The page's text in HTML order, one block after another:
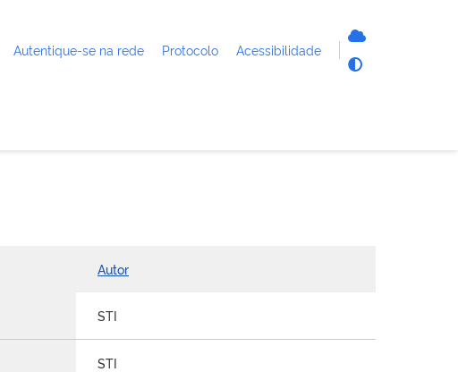
Autentique-se na rede Protocolo Acessibilidade
Autor
STI
STI